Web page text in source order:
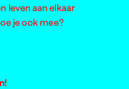
leven aan elkaar
je ook mee?